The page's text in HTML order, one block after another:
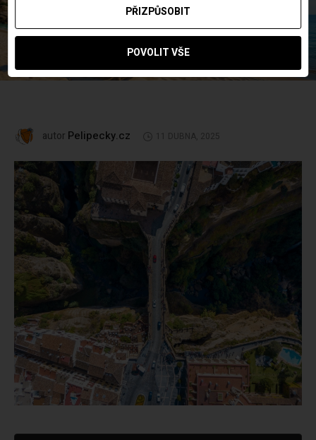
autor Pelipecky.cz 11 DUBNA, 2025
PŘIZPŮSOBIT
POVOLIT VŠE